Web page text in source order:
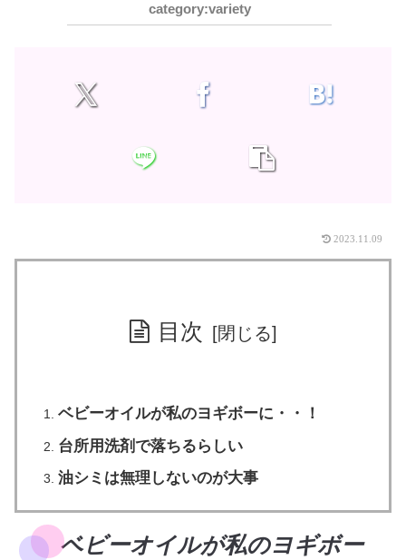
variety
2023.11.09
目次
ベビーオイルが私のヨギボーに・・！
台所用洗剤で落ちるらしい
油シミは無理しないのが大事
ベビーオイルが私のヨギボー